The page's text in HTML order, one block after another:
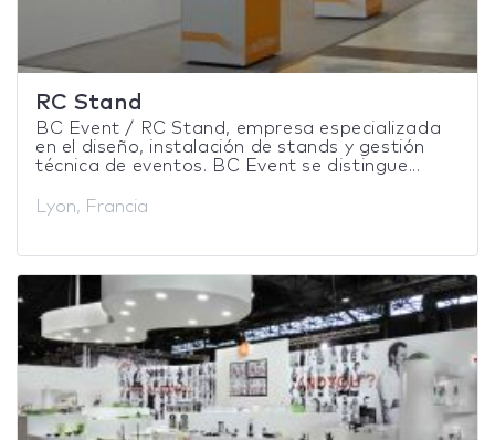
RC Stand
BC Event / RC Stand, empresa especializada
en el diseño, instalación de stands y gestión
técnica de eventos. BC Event se distingue...
Lyon, Francia